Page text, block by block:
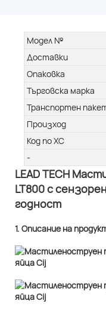
Модел №
Доставки
Опаковка
Търговска марка
Транспортен
Произход
Код по ХС
-
LEAD TECH
LT800 с
годност
1. Описание на